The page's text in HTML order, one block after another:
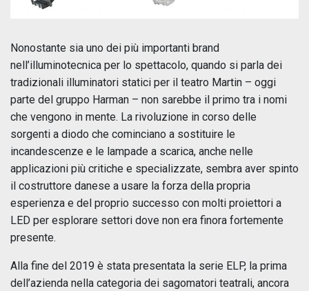
Nonostante sia uno dei più importanti brand
nell’illuminotecnica per lo spettacolo, quando si parla dei
tradizionali illuminatori statici per il teatro Martin – oggi
parte del gruppo Harman – non sarebbe il primo tra i nomi
che vengono in mente. La rivoluzione in corso delle
sorgenti a diodo che cominciano a sostituire le
incandescenze e le lampade a scarica, anche nelle
applicazioni più critiche e specializzate, sembra aver spinto
il costruttore danese a usare la forza della propria
esperienza e del proprio successo con molti proiettori a
LED per esplorare settori dove non era finora fortemente
presente.
Alla fine del 2019 è stata presentata la serie ELP, la prima
dell’azienda nella categoria dei sagomatori teatrali, ancora